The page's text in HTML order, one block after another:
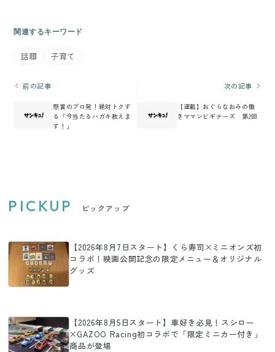
関連するキーワード
話題 子育て
前の記事
懸賞のプロ発！絶対トクす
る「今当たるハガキ教えま
す！」
次の記事
【連載】おぐらなおみの働
きママンビギナーズ 第2回
PICKUP ピックアップ
【2026年8月7日スタート】くら寿司×ミニオンズ初
コラボ！映画公開記念の限定メニュー＆オリジナル
グッズ
【2026年8月5日スタート】車好き必見！スシロー
×GAZOO Racing初コラボで「限定ミニカー付き」
商品が登場